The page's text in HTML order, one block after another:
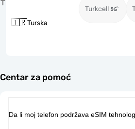
T
🇹🇷Turska
Turkcell
Centar za pomoć
Da li moj telefon podržava eSIM